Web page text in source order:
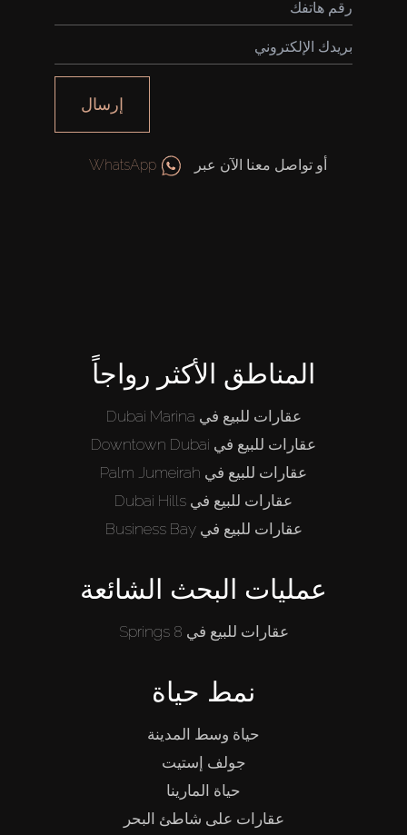
إرسال
أو تواصل معنا الآن عبر WhatsApp
المناطق الأكثر رواجاً
عقارات للبيع في Dubai Marina
عقارات للبيع في Downtown Dubai
عقارات للبيع في Palm Jumeirah
عقارات للبيع في Dubai Hills
عقارات للبيع في Business Bay
عمليات البحث الشائعة
عقارات للبيع في Springs 8
نمط حياة
حياة وسط المدينة
جولف إستيت
حياة المارينا
عقارات على شاطئ البحر